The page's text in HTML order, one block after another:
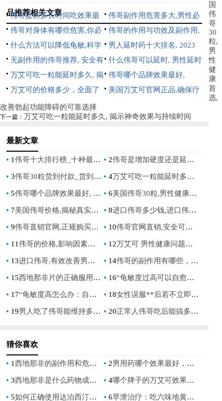
品推荐相关文章
伟哥提前多长时间吃效果最
佳, 服用时间与效果关系详解
伟哥副作用危害多大,男性必
知的药物风险与安全使用指南
伟哥对身体有哪些危害,你必
须知道的副作用与风险
伟哥的作用与功效及副作用,
全面解析男性健康必备知识
什么方法可以降低龟敏,科学
有效的**敏感度降低技巧分享
男人延时药十大排名, 2023
年最有效的男性延时产品排行
榜单
无副作用的伟哥推荐, 安全有
效的男性健康解决方案
什么伟哥可以延时, 男性延时
药物选择指南
万艾可吃一粒能延时多久, 揭
示神奇效果与持续时间
伟哥哪个品牌效果最好,
2023年最值得信赖的男性健康
万艾可的价格多少，全面了
解万艾可市场价格与购买指南
美国万艾可官网正品,确保疗
国
伟
哥
30
粒,
男
性
健
康
首
选,
改善勃起功能障碍的可靠选择
下一篇： 万艾可吃一粒能延时多久, 揭示神奇效果与持续时间
最新文章
1伟哥十大排行榜_十种最受欢迎的伟哥产品 2伟哥是增加硬度还是延长时间_伟哥究竟是增加勃起硬度还是延长时间
3伟哥30粒货到付款_货到付款伟哥30粒，快速恢复男人健康 4万艾可吃一粒能延时多久, 揭示神奇效果与持续时间
5伟哥哪个品牌效果最好, 2023年最值得信赖的男性健康产品推荐 6美国伟哥30粒,男性健康首选,改善勃起功能障碍的可靠选择
7美国伟哥价格,揭秘真实价格与购买指南 8进口伟哥多少钱,进口伟哥价格全解析,进口伟哥多少钱一粒,进口伟哥多少钱一瓶
9伟哥直销官网,正规购买渠道,品质保障,安全放心 10伟哥官网直销,安全可靠的男性健康解决方案首选
11伟哥的价格,影响因素与购买指南 12万艾可 男性健康问题的有效解决方案 重拾自信与激情
13进口伟哥,有效改善男性勃起功能障碍的选择 14伟哥的副作用有哪些，全面解析其潜在风险
15西地那非片的正确服用方法与效果，提升性生活质量的关键指南 16“龟敏度过高可以自愈吗？揭秘男性健康常见问题”
17“龟敏度高怎么办：自然疗法与生活方式调整指南” 18女性误服**后若不立即释放，真的会致命吗？
19男人吃了伟哥能维持多久：揭秘西地那非的持久效果 20正常人伟哥吃后能搞多久：揭秘其对性能力的影响
猜你喜欢
1西地那非的副作用和危害性，了解这些才能安全使用 2男用药哪个效果最好，如何选择最适合的男性健康药品
3西地那非是什么药物成分，它的作用机制与服用注意事项详解 4哪个牌子的万艾可效果最好,如何选择最有效的品牌
5如何正确使用达泊西汀？掌握使用方法，让你更放心 6早泄治疗：吃六味地黄丸还是归脾丸更有效？